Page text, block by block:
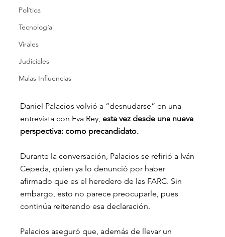
Política
Tecnología
Virales
Judiciales
Malas Influencias
Daniel Palacios volvió a “desnudarse” en una
entrevista con Eva Rey, esta vez desde una nueva
perspectiva: como precandidato.
Durante la conversación, Palacios se refirió a Iván
Cepeda, quien ya lo denunció por haber
afirmado que es el heredero de las FARC. Sin
embargo, esto no parece preocuparle, pues
continúa reiterando esa declaración.
Palacios aseguró que, además de llevar un